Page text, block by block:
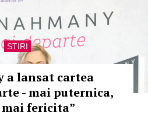
STIRI
a lansat cartea
- mai puternica,
fericita”